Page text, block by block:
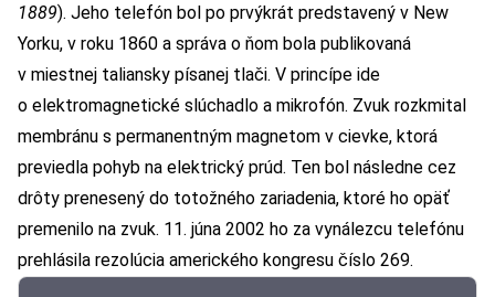
1889). Jeho telefón bol po prvýkrát predstavený v New
Yorku, v roku 1860 a správa o ňom bola publikovaná
v miestnej taliansky písanej tlači. V princípe ide
o elektromagnetické slúchadlo a mikrofón. Zvuk rozkmital
membránu s permanentným magnetom v cievke, ktorá
previedla pohyb na elektrický prúd. Ten bol následne cez
drôty prenesený do totožného zariadenia, ktoré ho opäť
premenilo na zvuk. 11. júna 2002 ho za vynálezcu telefónu
prehlásila rezolúcia amerického kongresu číslo 269.